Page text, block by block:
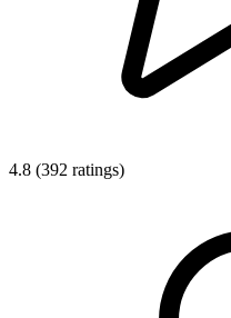
4.8 (392 ratings)